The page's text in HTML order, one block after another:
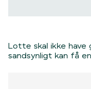
Lotte skal ikke have
sandsynligt kan få